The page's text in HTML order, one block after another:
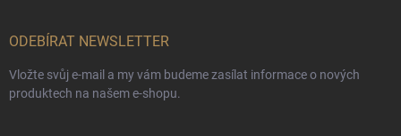
ODEBÍRAT NEWSLETTER
Vložte svůj e-mail a my vám budeme zasílat informace o nových
produktech na našem e-shopu.